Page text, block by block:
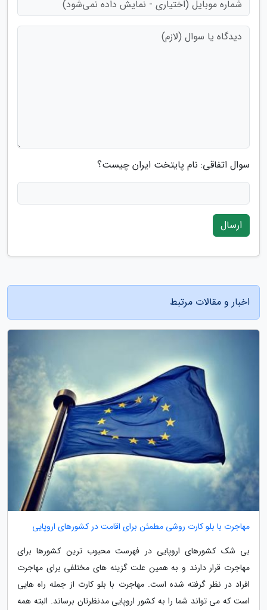
سوال اتفاقی: نام پایتخت ایران چیست؟
ارسال
اخبار و مقالات مرتبط
مهاجرت با بلو کارت روشی مطمئن برای اقامت در کشورهای اروپایی
بی شک کشورهای اروپایی در فهرست محبوب ترین کشورها برای
مهاجرت قرار دارند و به همین علت گزینه های مختلفی برای مهاجرت
افراد در نظر گرفته شده است. مهاجرت با بلو کارت از جمله راه هایی
است که می تواند شما را به کشور اروپایی مدنظرتان برساند. البته همه